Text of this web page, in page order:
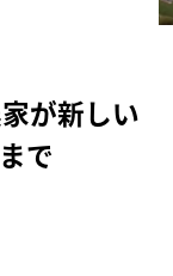
が新しい
で